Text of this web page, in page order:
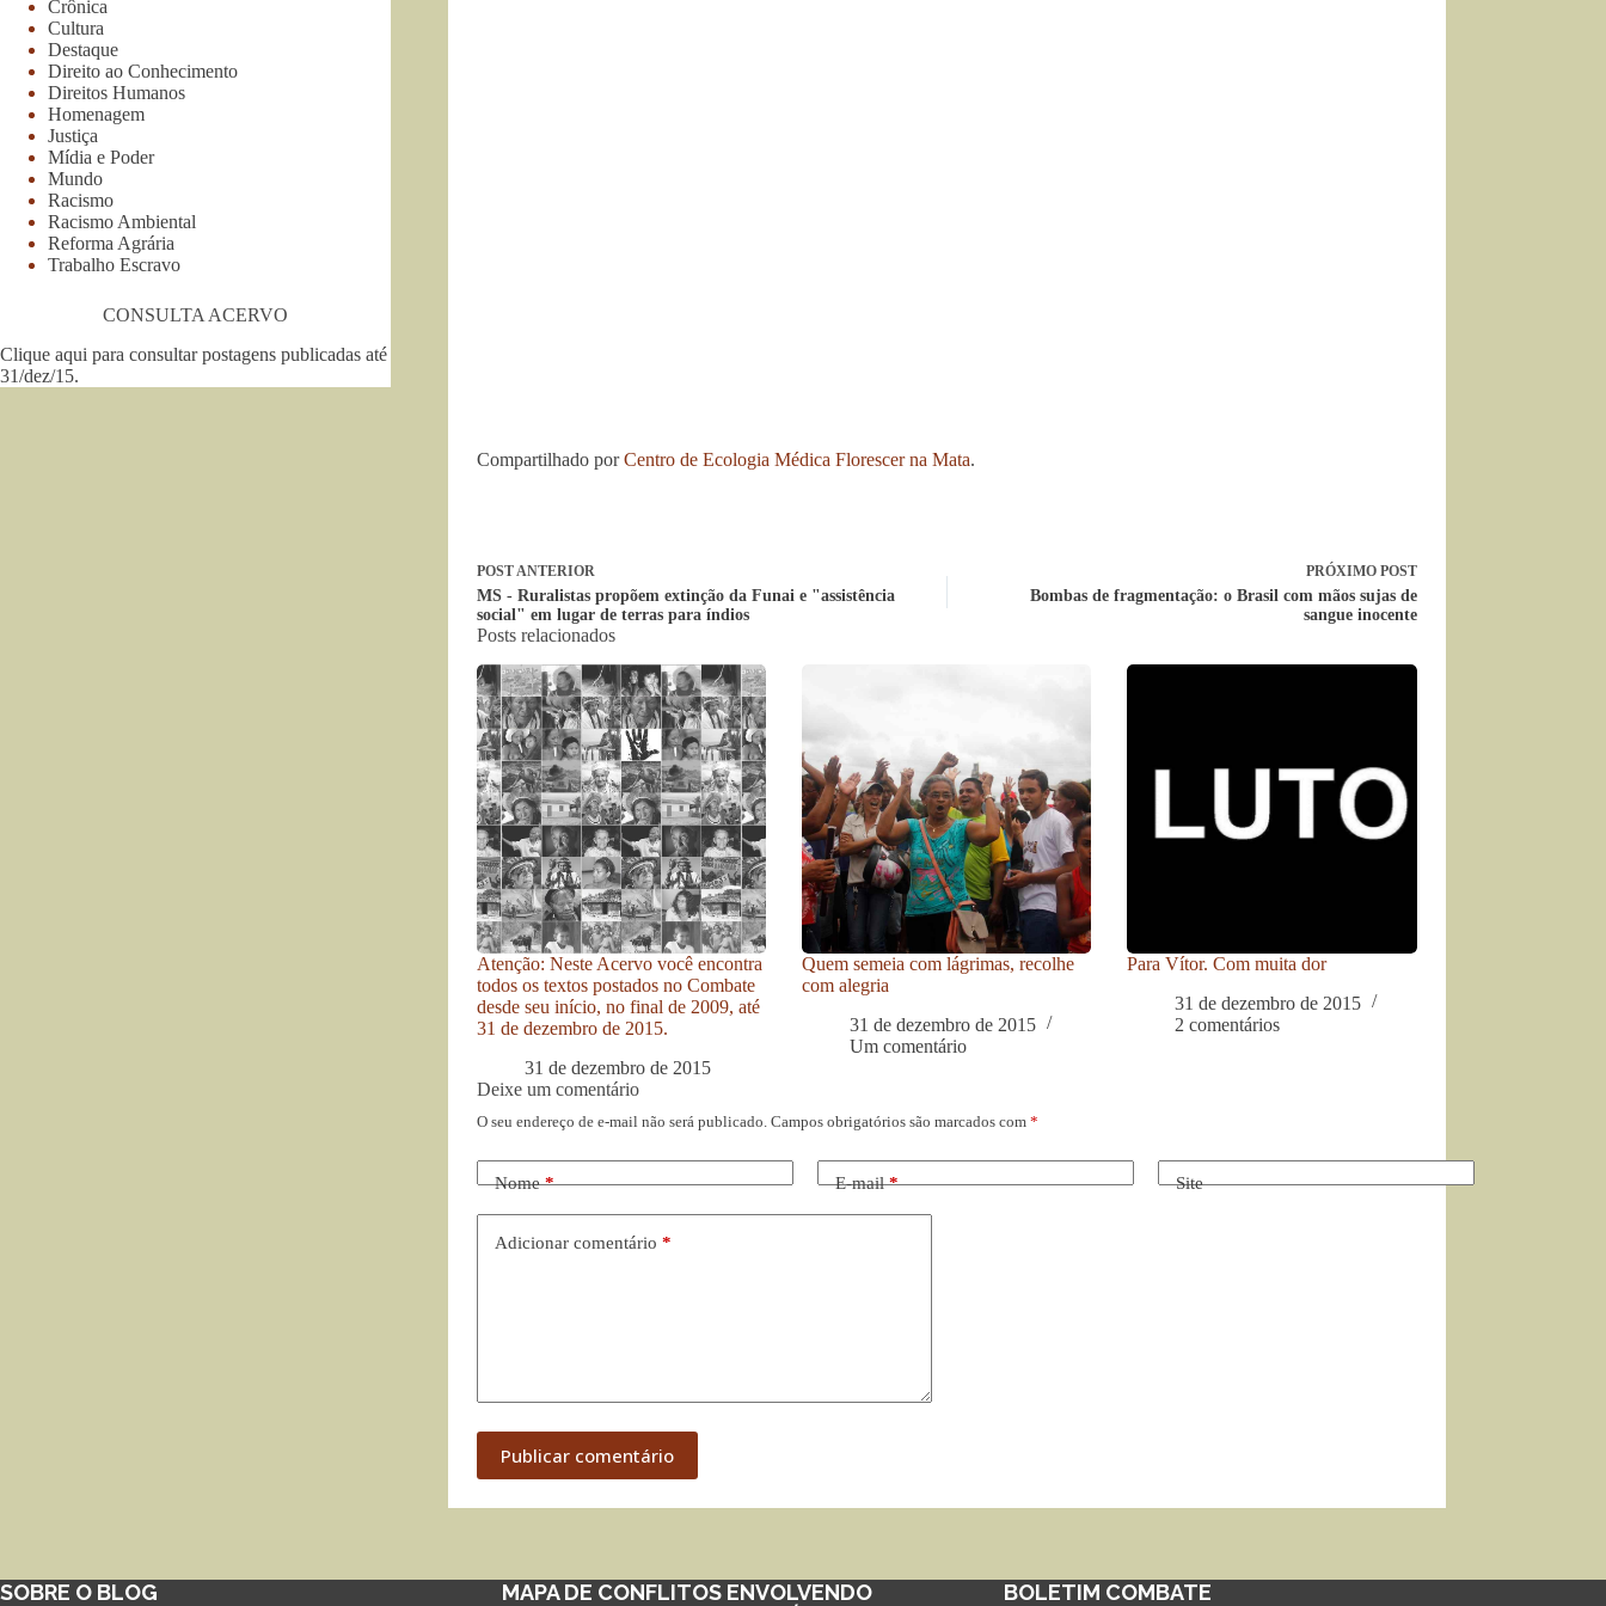
Compartilhado porCentro de Ecologia Médica Florescer na Mata.
POSTANTERIOR
MS - Ruralistas propõem extinção da Funai e "assistência
social" em lugar de terras para índios
PRÓXIMO POST
Bombas de fragmentação: o Brasil com mãos sujas de
sangue inocente
Posts relacionados
Atenção: Neste Acervo você encontra
todos os textos postados no Combate
desde seu início, no final de 2009, até
31 de dezembro de 2015.
31 de dezembro de 2015
Quem semeia com lágrimas, recolhe
com alegria
31 de dezembro de 2015
Um comentário
Para Vítor. Com muita dor
31 de dezembro de 2015
2 comentários
Deixe um comentário
O seu endereço de e-mail não será publicado. Campos obrigatórios são marcados com *
Nome* E-mail* Site
Adicionar comentário *
Publicar comentário
Crônica
Cultura
Destaque
Direito ao Conhecimento
Direitos Humanos
Homenagem
Justiça
Mídia e Poder
Mundo
Racismo
Racismo Ambiental
Reforma Agrária
Trabalho Escravo
CONSULTA ACERVO
Clique aqui para consultar postagens publicadas até
31/dez/15.
SOBRE O BLOG
MAPA DE CONFLITOS ENVOLVENDO
BOLETIM COMBATE